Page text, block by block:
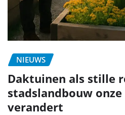
NIEUWS
Daktuinen als stille
stadslandbouw
verandert